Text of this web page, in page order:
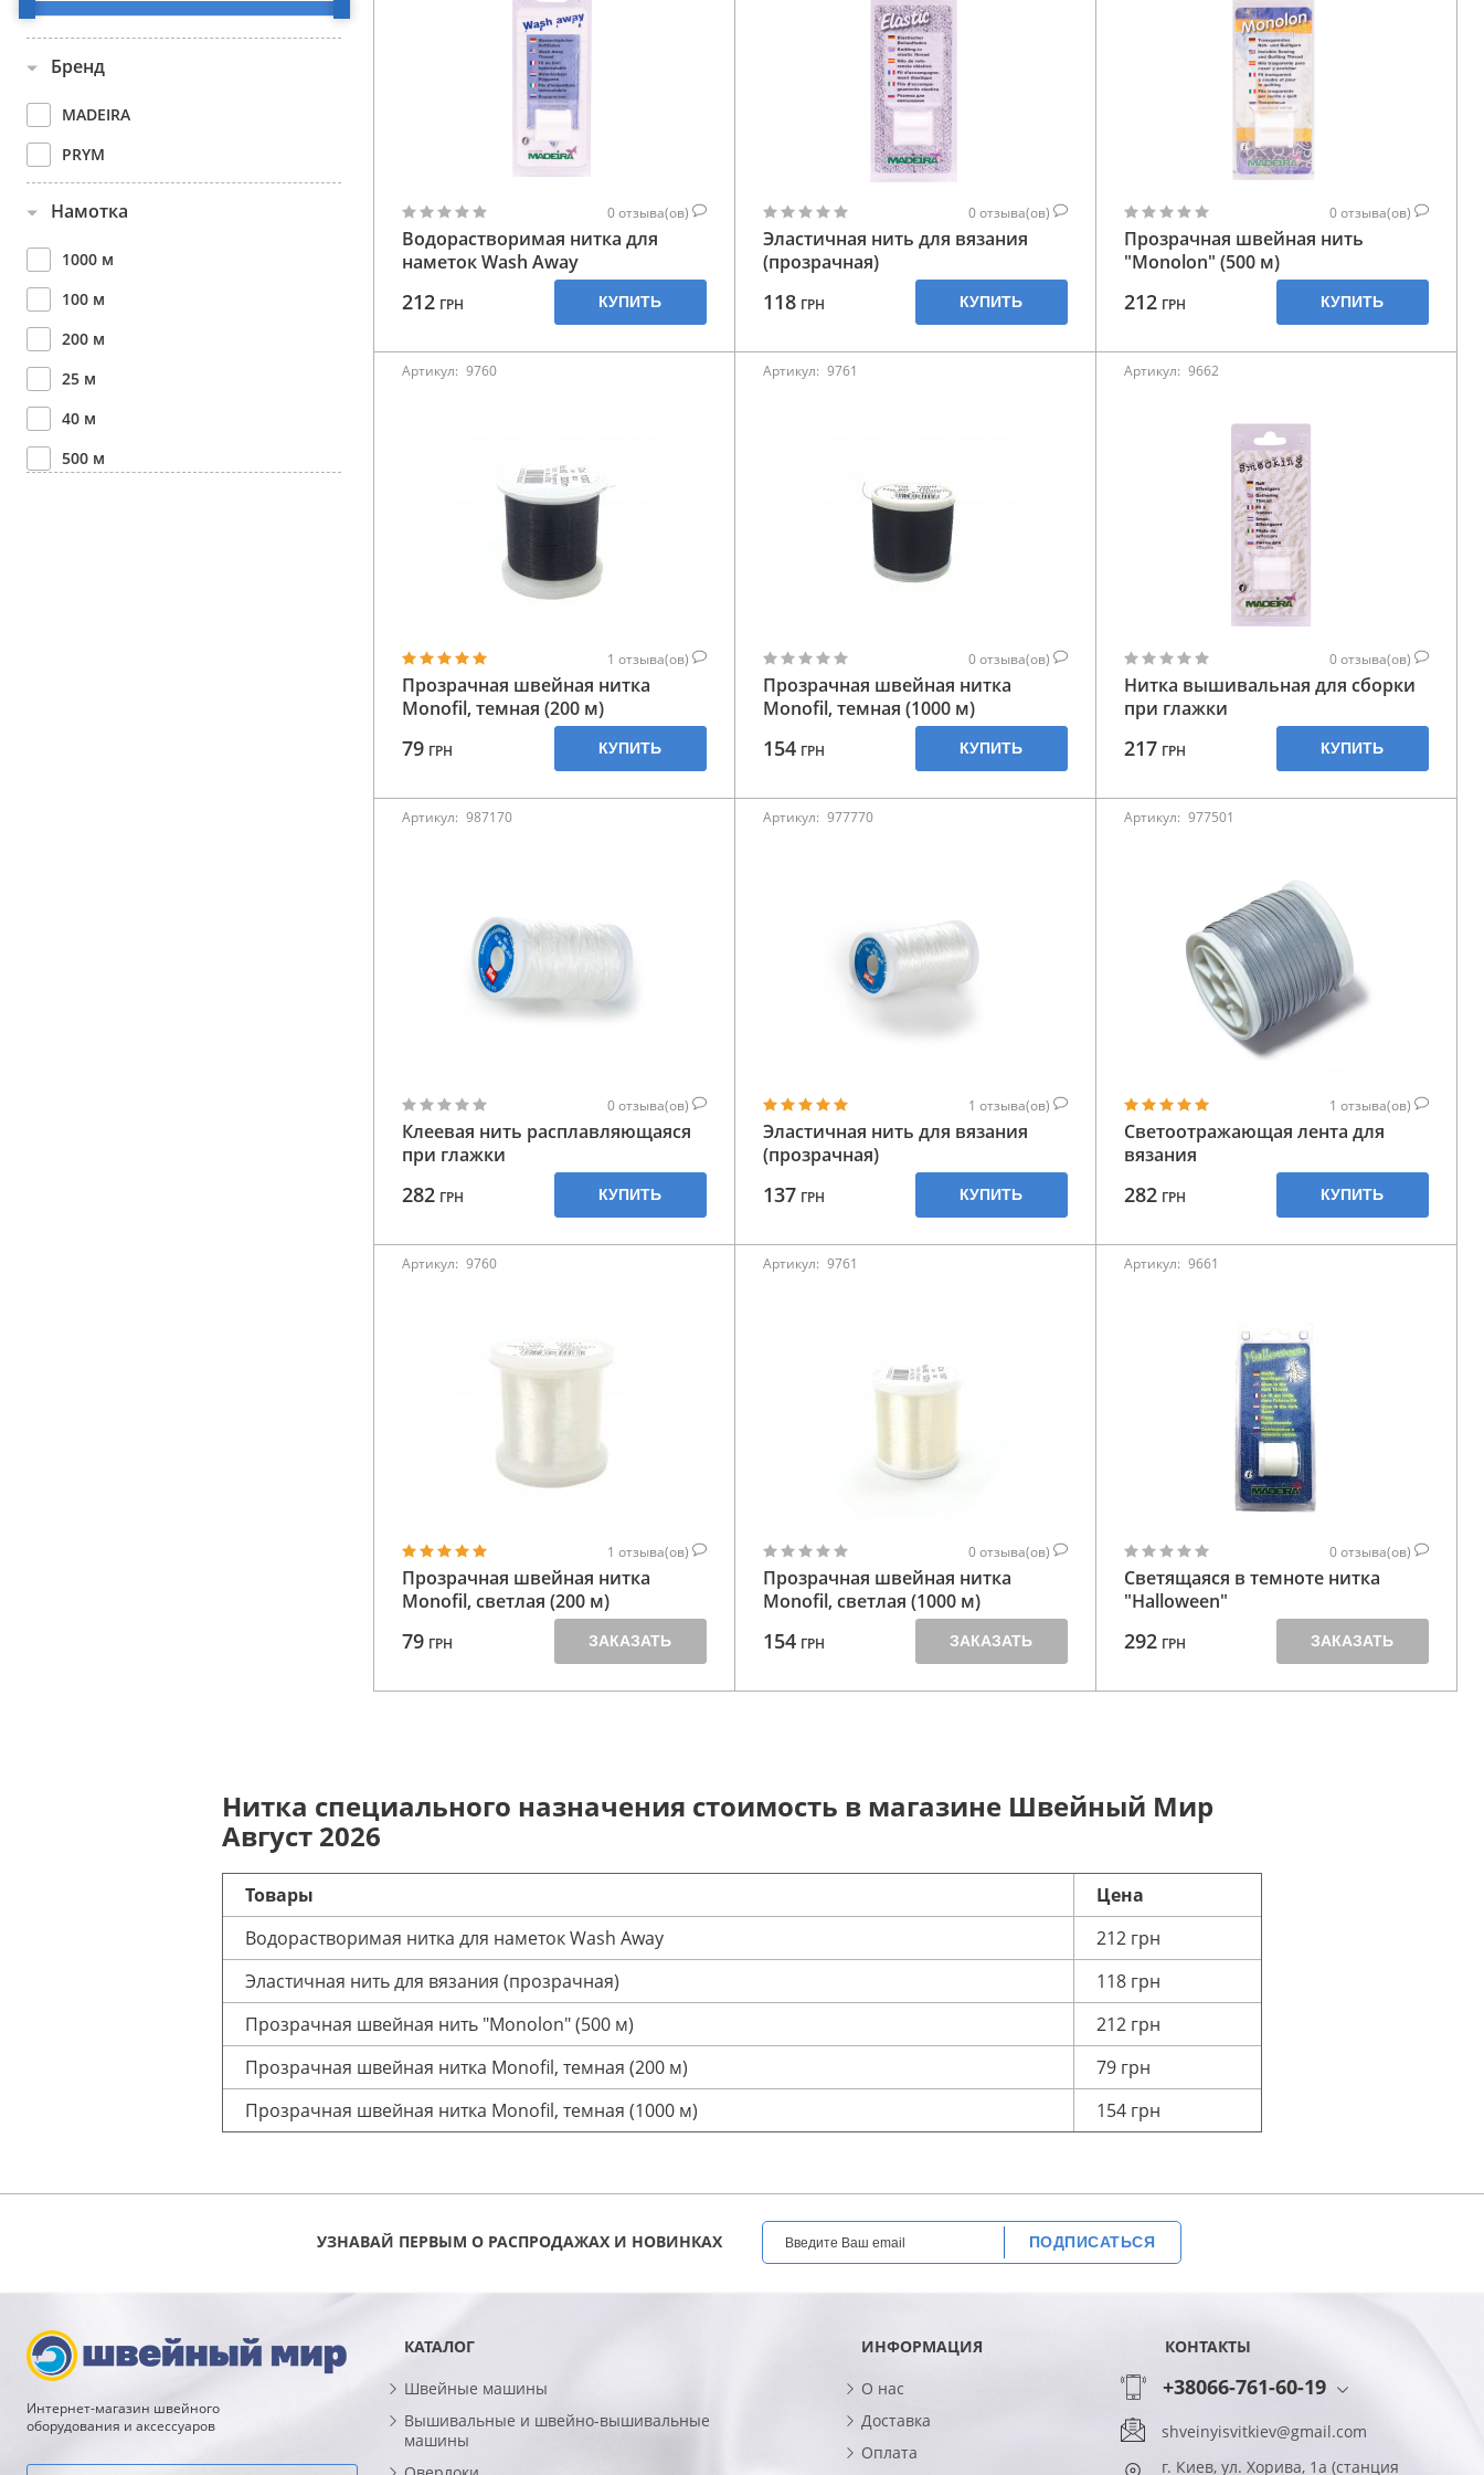
Аксессуары
Бренды
Бренд
MADEIRA
PRYM
Намотка
1000 м
100 м
200 м
25 м
40 м
500 м
0отзыва(ов)
Водорастворимая нитка для
наметок Wash Away
212 ГРН КУПИТЬ
0отзыва(ов)
Эластичная нить для вязания
(прозрачная)
118 ГРН КУПИТЬ
0отзыва(ов)
Прозрачная швейная нить
"Monolon" (500 м)
212 ГРН КУПИТЬ
Артикул: 9760
1 отзыва(ов)
Прозрачная швейная нитка
Monofil, темная (200 м)
79 ГРН КУПИТЬ
Артикул: 9761
0отзыва(ов)
Прозрачная швейная нитка
Monofil, темная (1000 м)
154 ГРН КУПИТЬ
Артикул: 9662
0отзыва(ов)
Нитка вышивальная для сборки
при глажки
217 ГРН КУПИТЬ
Артикул: 987170
0отзыва(ов)
Клеевая нить расплавляющаяся
при глажки
282 ГРН КУПИТЬ
Артикул: 977770
1 отзыва(ов)
Эластичная нить для вязания
(прозрачная)
137 ГРН КУПИТЬ
Артикул: 977501
1 отзыва(ов)
Светоотражающая лента для
вязания
282 ГРН КУПИТЬ
Артикул: 9760
1 отзыва(ов)
Прозрачная швейная нитка
Monofil, светлая (200 м)
79 ГРН ЗАКАЗАТЬ
Артикул: 9761
0отзыва(ов)
Прозрачная швейная нитка
Monofil, светлая (1000 м)
154 ГРН ЗАКАЗАТЬ
Артикул: 9661
0отзыва(ов)
Светящаяся в темноте нитка
"Halloween"
292 ГРН ЗАКАЗАТЬ
Нитка специального назначения стоимость в магазине Швейный Мир
Август 2026
Товары
Цена
Водорастворимая нитка для наметок Wash Away
212 грн
Эластичная нить для вязания (прозрачная)
118 грн
Прозрачная швейная нить "Monolon" (500 м)
212 грн
Прозрачная швейная нитка Monofil, темная (200 м)
79 грн
Прозрачная швейная нитка Monofil, темная (1000 м)
154 грн
УЗНАВАЙ ПЕРВЫМ О РАСПРОДАЖАХ И НОВИНКАХ ПОДПИСАТЬСЯ
Интернет-магазин швейного
оборудования и аксессуаров
КАТАЛОГ
Швейные машины
Вышивальные и швейно-вышивальные
машины
ИНФОРМАЦИЯ
О нас
Доставка
Оплата
КОНТАКТЫ
+38066-761-60-19
shveinyisvitkiev@gmail.com
г. Киев, ул. Хорива, 1а (станция